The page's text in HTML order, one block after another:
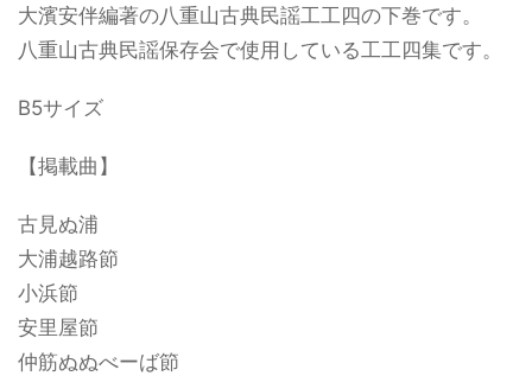
大濱安伴編著の八重山古典民謡工工四の下巻です。
八重山古典民謡保存会で使用している工工四集です。
B5サイズ
【掲載曲】
古見ぬ浦
大浦越路節
小浜節
安里屋節
仲筋ぬぬべーば節